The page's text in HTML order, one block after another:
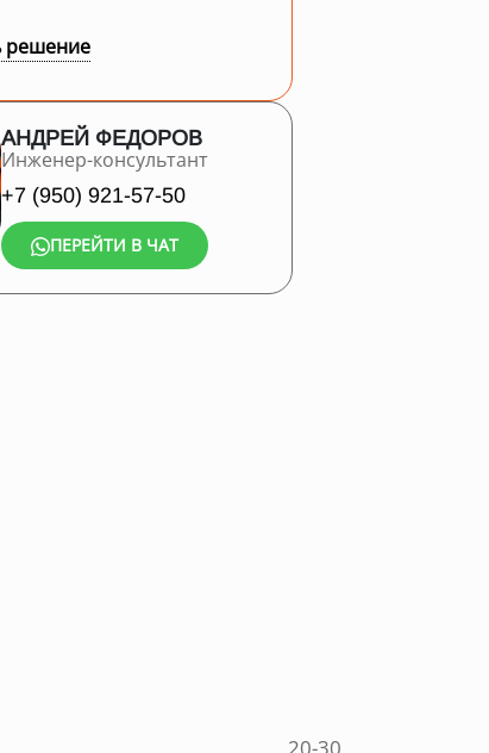
решение
АНДРЕЙ ФЕДОРОВ
Инженер-консультант
+7 (950) 921-57-50
ПЕРЕЙТИ В ЧАТ
20-30